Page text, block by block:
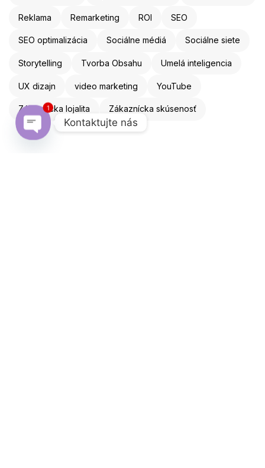
Reklama Remarketing ROI SEO
SEO optimalizácia Sociálne médiá Sociálne siete
Storytelling Tvorba Obsahu Umelá inteligencia
UX dizajn video marketing YouTube
Zákaznícka lojalita Zákaznícka skúsenosť
Kontaktujte nás
1